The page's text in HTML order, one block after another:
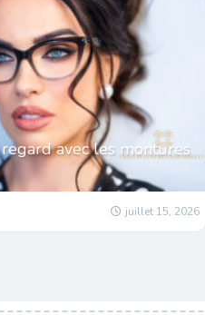
avec les montures
juillet 15, 2026